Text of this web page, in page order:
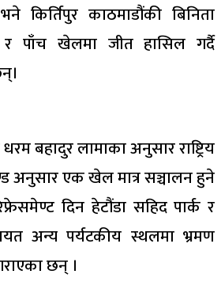
काठमाडौंकी बिनिता
पाँच खेलमा जीत हासिल गर्दै
बहादुर लामाका अनुसार राष्ट्रिय
अनुसार एक खेल मात्र सञ्चालन हुने
दिन हेटौंडा सहिद पार्क र
अन्य पर्यटकीय स्थलमा भ्रमण
छन् ।